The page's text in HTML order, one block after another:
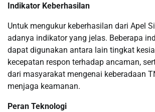
Indikator Keberhasilan
Untuk mengukur keberhasilan dari Apel
adanya indikator yang jelas. Beberapa
dapat digunakan antara lain tingkat
kecepatan respon terhadap ancaman,
dari masyarakat mengenai keberadaan
menjaga keamanan.
Peran Teknologi